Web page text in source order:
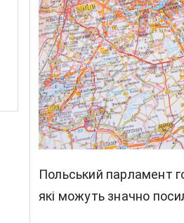
Польський парламент
які можуть значно